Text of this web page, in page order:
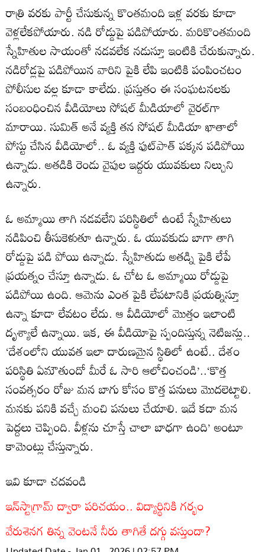
రాత్రి వరకు పార్టీ చేసుకున్న కొంతమంది ఇళ్ల వరకు కూడా
వెళ్లలేకపోయారు. నడి రోడ్డుపై పడిపోయారు. మరికొంతమంది
స్నేహితుల సాయంతో నడవలేక నడుస్తూ ఇంటికి చేరుకున్నారు.
నడిరోడ్లపై పడిపోయిన వారిని పైకి లేపి ఇంటికి పంపించటం
పోలీసుల వల్ల కూడా కాలేదు. ప్రస్తుతం ఈ సంఘటనలకు
సంబంధించిన వీడియోలు సోషల్ మీడియాలో వైరల్‌గా
మారాయి. సుమిత్ అనే వ్యక్తి తన సోషల్ మీడియా ఖాతాలో
పోస్టు చేసిన వీడియోలో.. ఓ వ్యక్తి ఫుట్‌పాత్ పక్కన పడిపోయి
ఉన్నాడు. అతడికి రెండు వైపుల ఇద్దరు యువకులు నిల్చుని
ఉన్నారు.
ఓ అమ్మాయి తాగి నడవలేని పరిస్థితిలో ఉంటే స్నేహితులు
నడిపించి తీసుకెళుతూ ఉన్నారు. ఓ యువకుడు బాగా తాగి
రోడ్డుపై పడి పోయి ఉన్నాడు. స్నేహితుడు అతడ్ని పైకి లేపే
ప్రయత్నం చేస్తూ ఉన్నాడు. ఓ చోట ఓ అమ్మాయి రోడ్డుపై
పడిపోయి ఉంది. ఆమెను ఎంత పైకి లేపటానికి ప్రయత్నిస్తూ
ఉన్నా కూడా లేవటం లేదు. ఆ వీడియోలో మొత్తం ఇలాంటి
దృశ్యాలే ఉన్నాయి. ఇక, ఈ వీడియోపై స్పందిస్తున్న నెటిజన్లు..
‘దేశంలోని యువత ఇలా దారుణమైన స్థితిలో ఉంటే.. దేశం
పరిస్థితి ఏమౌతుందో మీరే ఓ సారి ఆలోచించండి’..‘కొత్త
సంవత్సరం రోజు మన బాగు కోసం కొత్త పనులు మొదలెట్టాలి.
మనకు పనికి వచ్చే మంచి పనులు చేయాలి. ఇదే కదా మన
పెద్దలు చెప్పింది. వీళ్లను చూస్తే చాలా బాధగా ఉంది’ అంటూ
కామెంట్లు చేస్తున్నారు.
ఇవి కూడా చదవండి
ఇన్‌స్టాగ్రామ్‌ ద్వారా పరిచయం.. విద్యార్థినికి గర్భం
వేరుశెనగ తిన్న వెంటనే నీరు తాగితే దగ్గు వస్తుందా?